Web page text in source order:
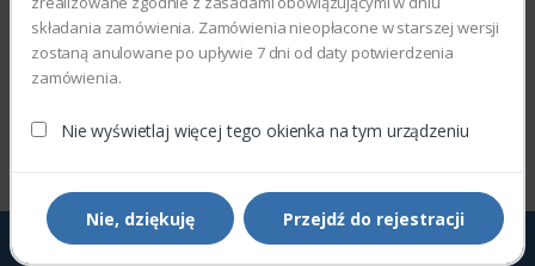
składania zamówienia. Zamówienia nieopłacone w starszej wersji
zostaną anulowane po upływie 7 dni od daty potwierdzenia
zamówienia.
Nie wyświetlaj więcej tego okienka na tym urządzeniu
Nie, dziękuję Przejdź do rejestracji
Zapisz się do Newslettera, aby